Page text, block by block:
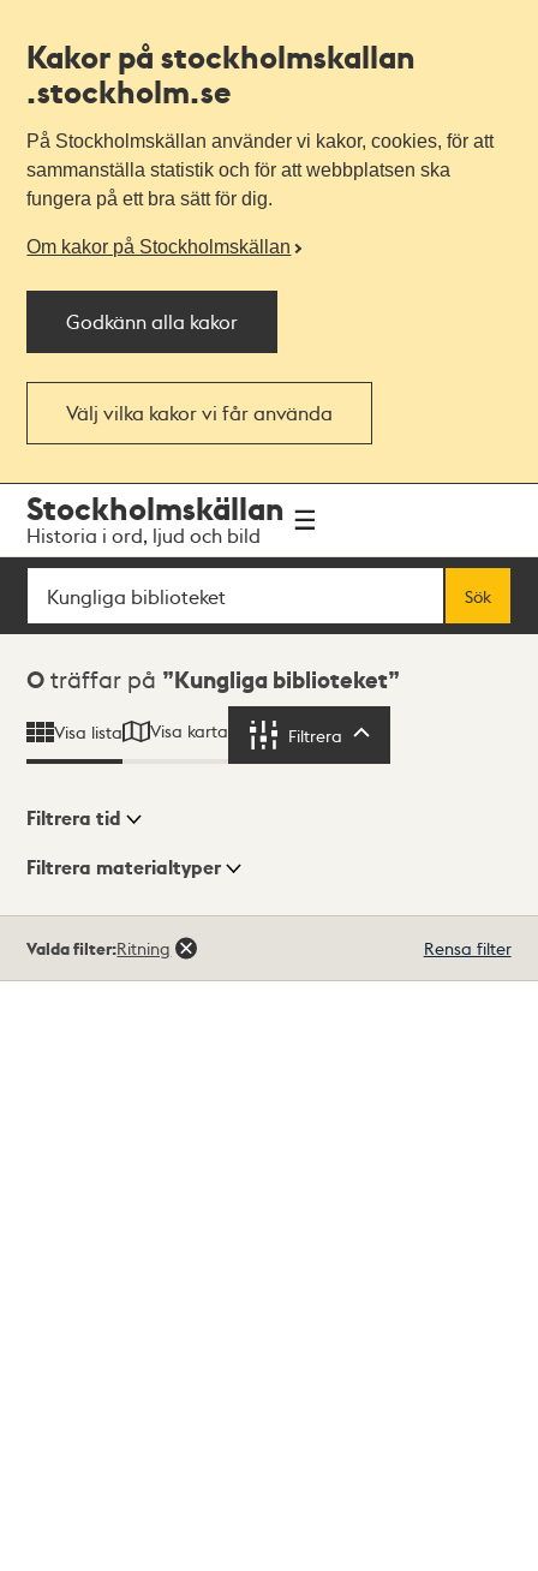
Kakor på stockholmskallan
.stockholm.se
På Stockholmskällan använder vi kakor, cookies, för att
sammanställa statistik och för att webbplatsen ska
fungera på ett bra sätt för dig.
Om kakor på Stockholmskällan
Godkänn alla kakor
Välj vilka kakor vi får använda
navigationen
huvudinnehållet
Stockholmskällan
Historia i ord, ljud och bild
Sök
Sök
Sökresultat
0 träffar på Kungliga biblioteket
Visa lista Visa karta Filtrera
Visningsläge
Filtrera tid
Filtrera materialtyper
träffar
Valda filter:Ritning Rensa filter